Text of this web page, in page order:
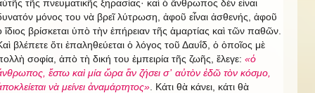
τῆς πνευματικῆς ξηρασίας· καὶ ὁ ἄνθρωπος δὲν εἶναι
μόνος του νὰ βρεῖ λύτρωση, ἀφοῦ εἶναι ἀσθενής, ἀφοῦ
ἴδιος βρίσκεται ὑπὸ τὴν ἐπήρειαν τῆς ἁμαρτίας καὶ τῶν παθῶν.
βλέπετε ὅτι ἐπαληθεύεται ὁ λόγος τοῦ Δαυΐδ, ὁ ὁποῖος μὲ
σοφία, ἀπὸ τὴ δική του ἐμπειρία τῆς ζωῆς, ἔλεγε: «ὁ
ἔστω καὶ μία ὥρα ἂν ζήσει σ᾿ αὐτὸν ἐδῶ τὸν κόσμο,
νὰ μείνει ἀναμάρτητος» . Κάτι θὰ κάνει, κάτι θὰ